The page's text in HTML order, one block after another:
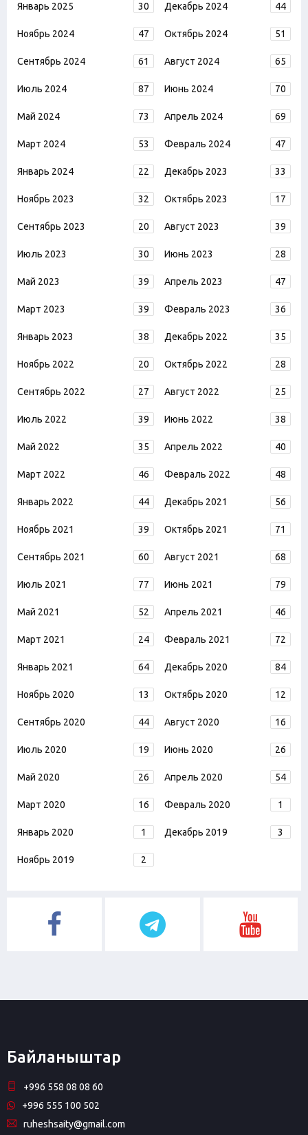
Январь 2025 30 Декабрь 2024 44
Ноябрь 2024 47 Октябрь 2024 51
Сентябрь 2024 61 Август 2024 65
Июль 2024 87 Июнь 2024 70
Май 2024 73 Апрель 2024 69
Март 2024 53 Февраль 2024 47
Январь 2024 22 Декабрь 2023 33
Ноябрь 2023 32 Октябрь 2023 17
Сентябрь 2023 20 Август 2023 39
Июль 2023 30 Июнь 2023 28
Май 2023 39 Апрель 2023 47
Март 2023 39 Февраль 2023 36
Январь 2023 38 Декабрь 2022 35
Ноябрь 2022 20 Октябрь 2022 28
Сентябрь 2022 27 Август 2022 25
Июль 2022 39 Июнь 2022 38
Май 2022 35 Апрель 2022 40
Март 2022 46 Февраль 2022 48
Январь 2022 44 Декабрь 2021 56
Ноябрь 2021 39 Октябрь 2021 71
Сентябрь 2021 60 Август 2021 68
Июль 2021 77 Июнь 2021 79
Май 2021 52 Апрель 2021 46
Март 2021 24 Февраль 2021 72
Январь 2021 64 Декабрь 2020 84
Ноябрь 2020 13 Октябрь 2020 12
Сентябрь 2020 44 Август 2020 16
Июль 2020 19 Июнь 2020 26
Май 2020 26 Апрель 2020 54
Март 2020 16 Февраль 2020 1
Январь 2020 1 Декабрь 2019 3
Ноябрь 2019 2
Байланыштар
+996 558 08 08 60
+996 555 100 502
ruheshsaity@gmail.com